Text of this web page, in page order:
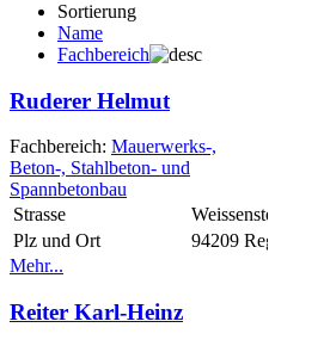
Sortierung
Name
Fachbereich
Ruderer Helmut
Fachbereich: Mauerwerks-,
Beton-, Stahlbeton- und
Spannbetonbau
Strasse
Weissensteinerstr. 6
Plz und Ort
94209 Regen
Mehr...
Reiter Karl-Heinz